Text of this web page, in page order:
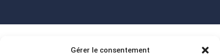
Gérer le consentement